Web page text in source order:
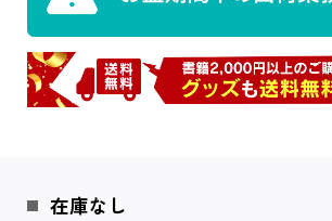
在庫なし